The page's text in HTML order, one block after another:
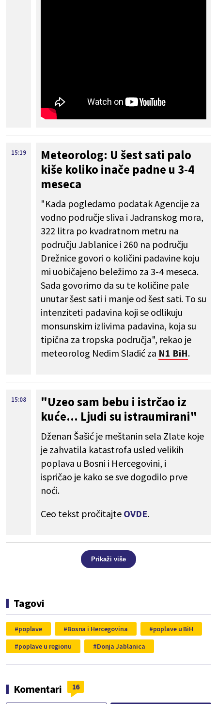
15:19
Meteorolog: U šest sati palo
kiše koliko inače padne u 3-4
meseca
"Kada pogledamo podatak Agencije za
vodno područje sliva i Jadranskog mora,
322 litra po kvadratnom metru na
području Jablanice i 260 na području
Drežnice govori o količini padavine koju
mi uobičajeno beležimo za 3-4 meseca.
Sada govorimo da su te količine pale
unutar šest sati i manje od šest sati. To su
intenziteti padavina koji se odlikuju
monsunskim izlivima padavina, koja su
tipična za tropska područja", rekao je
meteorolog Nedim Sladić za N1 BiH.
15:08
"Uzeo sam bebu i istrčao iz
kuće... Ljudi su istraumirani"
Dženan Šašić je meštanin sela Zlate koje
je zahvatila katastrofa usled velikih
poplava u Bosni i Hercegovini, i
ispričao je kako se sve dogodilo prve
noći.
Ceo tekst pročitajte OVDE.
Prikaži više
Tagovi
poplave Bosna i Hercegovina
poplave u BiH
poplave u regionu
Donja Jablanica
Komentari 16